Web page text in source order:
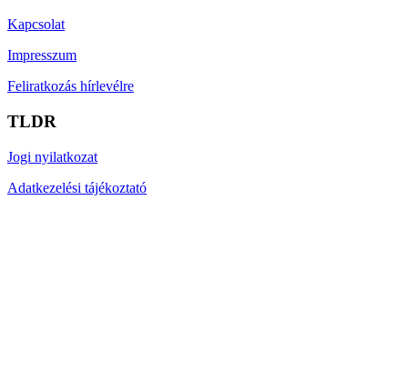
Kapcsolat
Impresszum
Feliratkozás hírlevélre
TLDR
Jogi nyilatkozat
Adatkezelési tájékoztató